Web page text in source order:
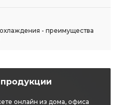
- преимущества
онлайн из дома, офиса